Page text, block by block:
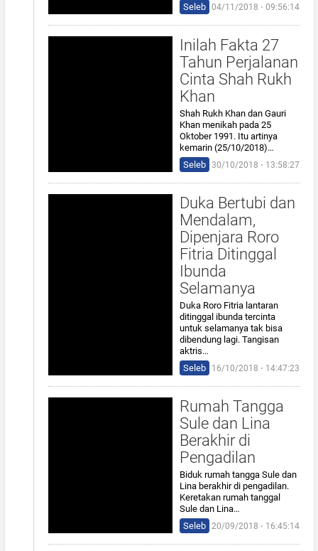
Seleb
04/11/2018 ⋅ 09:56:14
Inilah Fakta 27
Tahun Perjalanan
Cinta Shah Rukh
Khan
Shah Rukh Khan dan Gauri
Khan menikah pada 25
Oktober 1991. Itu artinya
kemarin (25/10/2018)…
Seleb
30/10/2018 ⋅ 13:58:27
Duka Bertubi dan
Mendalam,
Dipenjara Roro
Fitria Ditinggal
Ibunda
Selamanya
Duka Roro Fitria lantaran
ditinggal ibunda tercinta
untuk selamanya tak bisa
dibendung lagi. Tangisan
aktris…
Seleb
16/10/2018 ⋅ 14:47:23
Rumah Tangga
Sule dan Lina
Berakhir di
Pengadilan
Biduk rumah tangga Sule dan
Lina berakhir di pengadilan.
Keretakan rumah tanggal
Sule dan Lina…
Seleb
20/09/2018 ⋅ 16:45:14